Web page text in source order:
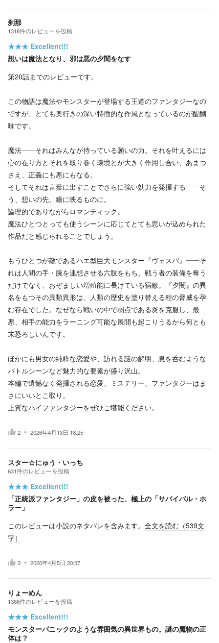
刹那
1318件のレビューを投稿
★★★ Excellent!!!
想いは魔法となり、邪は悪の夕闇をなす
第20話までのレビューです。
この物語は魔法やモンスターが登場する王道のファンタジーなの
ですが、とても奥行きの深い特徴的な作風となっているのが醍醐
味です。
魔法――それはみんなが持っている願いの力。それを叶えるには
心の在り方とそれを取り巻く環境とが大きく作用し合い、あまつ
さえ、正義にも悪にもなる。
そしてそれは言葉に出すことでさらに強い効力を発揮する――そ
う、想いの先、瞳に映るものに。
論理的でありながらロマンティック。
魔法ひとつとっても使うシーンに応じてとても思いが込められた
作品だと感じられることでしょう。
もうひとつが敵であるハエ型巨大モンスター『ヴェスパ』――そ
れは人間の手・腕を連想させる六肢をもち、戦う者の装備を奪う
だけでなく、おぞましい増殖能に長けている宿敵。『夕闇』の異
名をもつその異類異形は、人類の歴史を塗り替える程の脅威を孕
む存在でした。なぜなら戦いの中で弱点である炎を克服し、最
悪、相手の能力をラーニング可能な展開も起こりうるから何とも
末恐ろしいんです。
ほかにも男女の純粋な恋愛や、訪れる謎の解明、息を呑むような
バトルシーンなど魅力的な要素が盛り沢山。
本編で遺憾なく発揮される恋愛、ミステリー、ファンタジーはま
さにいいとこ取り。
上質なハイファンタジーをぜひご堪能ください。
2 2026年4月13日 18:25
スター☆にゅう・いっち
631件のレビューを投稿
★★★ Excellent!!!
「正統派ファンタジー」の皮を被った、極上の「サバイバル・ホ
ラー」
このレビューは小説のネタバレを含みます。 全文を読む（539文
字）
2 2026年4月5日 20:37
りょーめん
1366件のレビューを投稿
★★★ Excellent!!!
モンスターパニックのような雰囲気の異世界もの。謎の魔物の正
体は？